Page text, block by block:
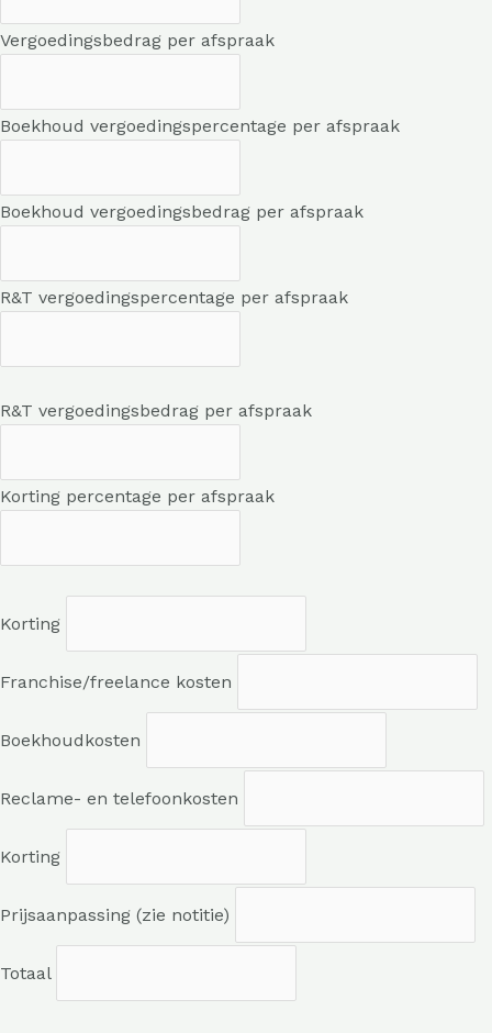
Vergoedingsbedrag per afspraak
Boekhoud vergoedingspercentage per afspraak
Boekhoud vergoedingsbedrag per afspraak
R&T vergoedingspercentage per afspraak
R&T vergoedingsbedrag per afspraak
Korting percentage per afspraak
Korting
Franchise/freelance kosten
Boekhoudkosten
Reclame- en telefoonkosten
Korting
Prijsaanpassing (zie notitie)
Totaal